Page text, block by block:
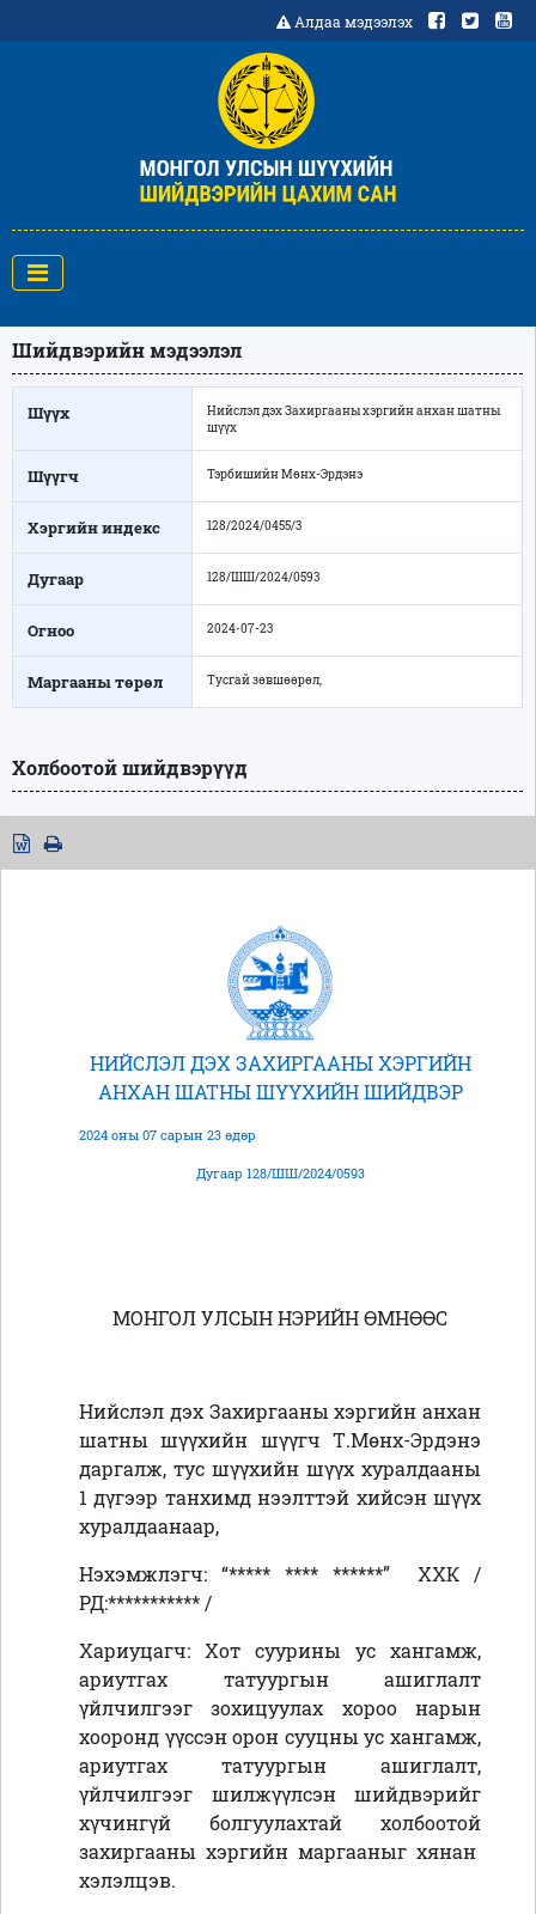
Алдаа мэдээлэх
Шийдвэрийн мэдээлэл
Шүүх
Нийслэл дэх Захиргааны хэргийн анхан шатны
шүүх
Шүүгч Тэрбишийн Мөнх-Эрдэнэ
Хэргийн индекс 128/2024/0455/3
Дугаар 128/ШШ/2024/0593
Огноо 2024-07-23
Маргааны төрөл Тусгай зөвшөөрөл,
Холбоотой шийдвэрүүд
НИЙСЛЭЛ ДЭХ ЗАХИРГААНЫ ХЭРГИЙН
АНХАН ШАТНЫ ШҮҮХИЙН ШИЙДВЭР
2024 оны 07 сарын 23 өдөр
Дугаар 128/ШШ/2024/0593
МОНГОЛ УЛСЫН НЭРИЙН ӨМНӨӨС
Нийслэл дэх Захиргааны хэргийн анхан
шатны шүүхийн шүүгч Т.Мөнх-Эрдэнэ
даргалж, тус шүүхийн шүүх хуралдааны
1 дүгээр танхимд нээлттэй хийсэн шүүх
хуралдаанаар,
Нэхэмжлэгч: “***** **** ******”
ХХК /
РД:***********/
Хариуцагч: Хот суурины ус хангамж,
ариутгах татуургын ашиглалт
үйлчилгээг зохицуулах хороо нарын
хооронд үүссэн орон сууцны ус хангамж,
ариутгах татуургын ашиглалт,
үйлчилгээг шилжүүлсэн шийдвэрийг
хүчингүй болгуулахтай холбоотой
захиргааны хэргийн маргааныг хянан
хэлэлцэв.